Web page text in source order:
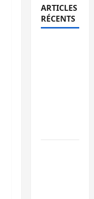
ARTICLES
RÉCENTS